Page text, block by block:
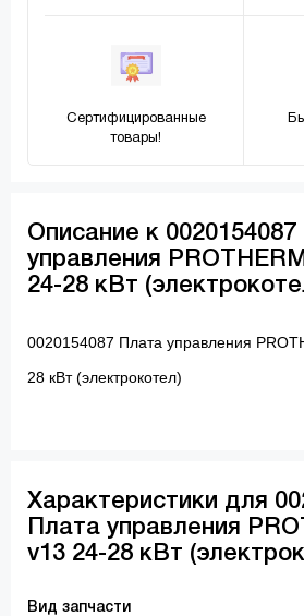
Сертифицированные
товары!
Описание к
управления
24-28 кВт
0020154087 Плата управления
28 кВт (электрокотел)
Характеристики для
Плата управления
v13 24-28 кВт
Вид запчасти